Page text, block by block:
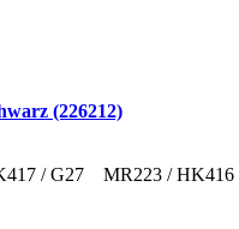
(226212)
/ G27 MR223 / HK416